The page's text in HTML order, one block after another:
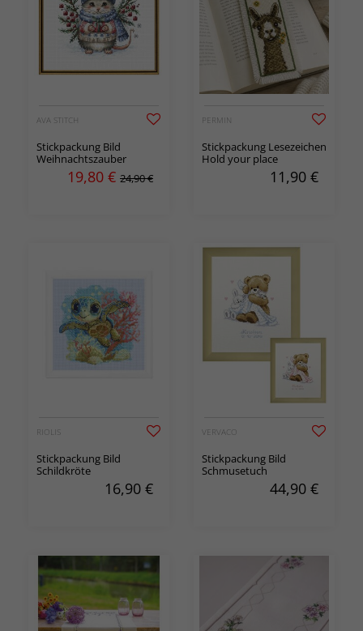
AVA STITCH
Stickpackung Bild
Weihnachtszauber
19,80 € 24,90 €
PERMIN
Stickpackung Lesezeichen
Hold your place
11,90 €
RIOLIS
Stickpackung Bild
Schildkröte
16,90 €
VERVACO
Stickpackung Bild
Schmusetuch
44,90 €